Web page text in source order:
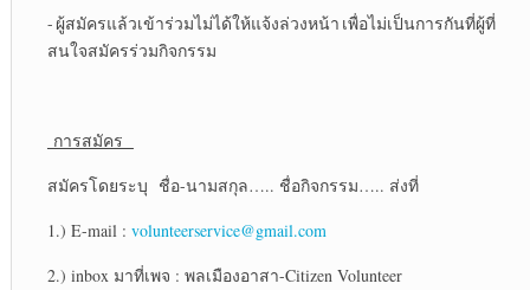
- ผู้สมัครแล้วเข้าร่วมไม่ได้ให้แจ้งล่วงหน้า เพื่อไม่เป็นการกันที่ผู้ที่
สนใจสมัครร่วมกิจกรรม
การสมัคร
สมัครโดยระบุ ชื่อ-นามสกุล….. ชื่อกิจกรรม….. ส่งที่
1.) E-mail : volunteerservice@gmail.com
2.) inbox มาที่เพจ : พลเมืองอาสา-Citizen Volunteer